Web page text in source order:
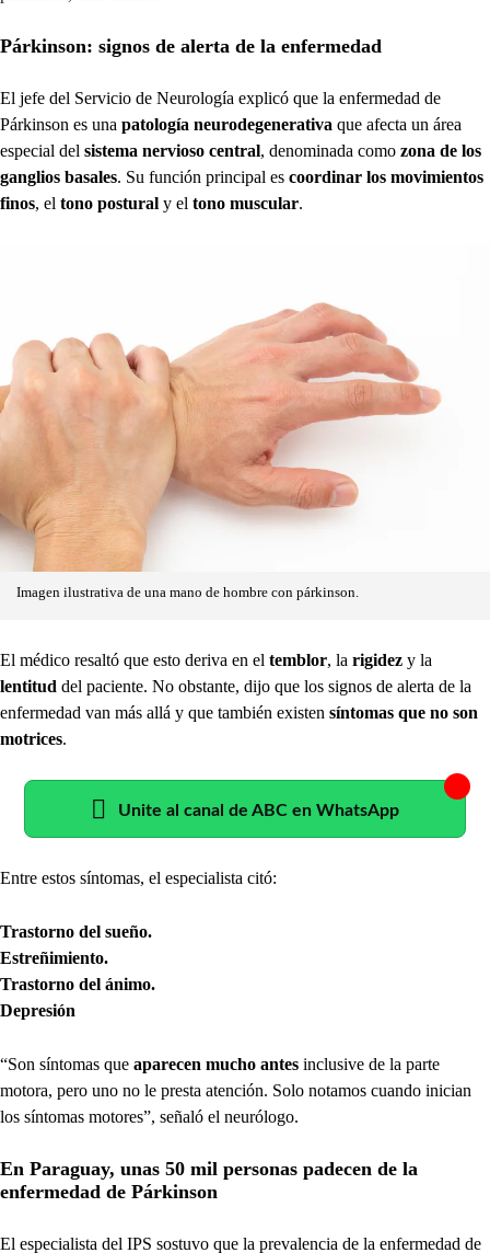
Párkinson: signos de alerta de la enfermedad
El jefe del Servicio de Neurología explicó que la enfermedad de
Párkinson es una patología neurodegenerativa que afecta un área
especial del sistema nervioso central, denominada como zona de los
ganglios basales. Su función principal es coordinar los movimientos
finos, el tono postural y el tono muscular.
Imagen ilustrativa de una mano de hombre con párkinson.
El médico resaltó que esto deriva en el temblor, la rigidez y la
lentitud del paciente. No obstante, dijo que los signos de alerta de la
enfermedad van más allá y que también existen síntomas que no son
motrices.
Unite al canal de ABC en WhatsApp
Entre estos síntomas, el especialista citó:
Trastorno del sueño.
Estreñimiento.
Trastorno del ánimo.
Depresión
“Son síntomas que aparecen mucho antes inclusive de la parte
motora, pero uno no le presta atención. Solo notamos cuando inician
los síntomas motores”, señaló el neurólogo.
En Paraguay, unas 50 mil personas padecen de la
enfermedad de Párkinson
El especialista del IPS sostuvo que la prevalencia de la enfermedad de